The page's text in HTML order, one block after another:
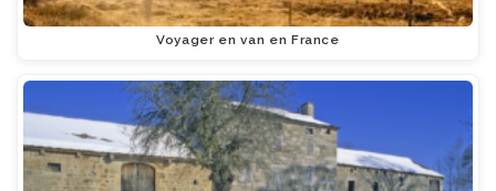
Voyager en van en France